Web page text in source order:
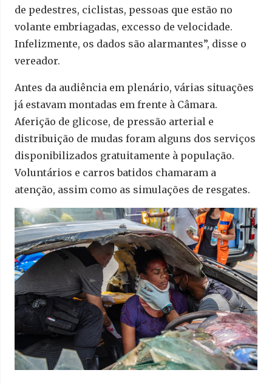
de pedestres, ciclistas, pessoas que estão no
volante embriagadas, excesso de velocidade.
Infelizmente, os dados são alarmantes”, disse o
vereador.
Antes da audiência em plenário, várias situações
já estavam montadas em frente à Câmara.
Aferição de glicose, de pressão arterial e
distribuição de mudas foram alguns dos serviços
disponibilizados gratuitamente à população.
Voluntários e carros batidos chamaram a
atenção, assim como as simulações de resgates.